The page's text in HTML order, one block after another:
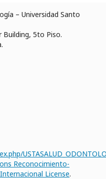
– Universidad Santo
Building, 5to Piso.
Reconocimiento-
License.